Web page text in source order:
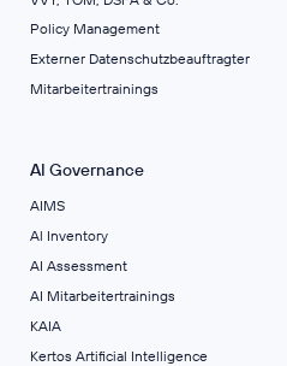
Policy Management
Externer Datenschutzbeauftragter
Mitarbeitertrainings
AI Governance
AIMS
Al Inventory
AI Assessment
AI Mitarbeitertrainings
KAIA
Kertos Artificial Intelligence